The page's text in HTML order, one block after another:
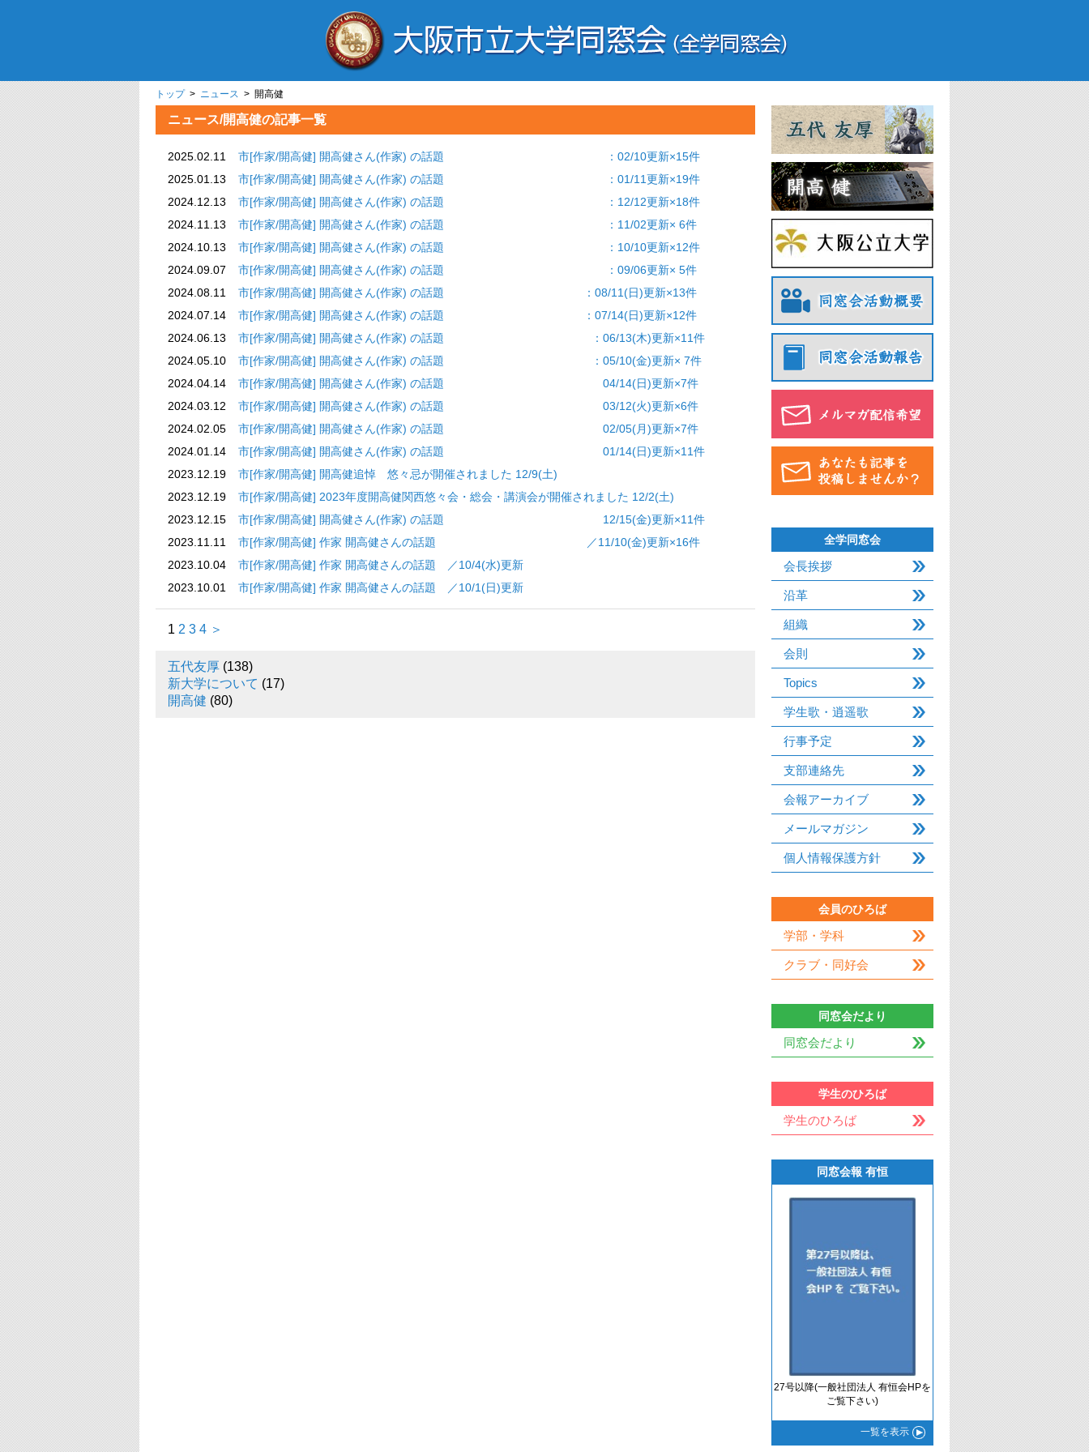
トップ> ニュース > 開高健
ニュース/開高健の記事一覧
2025.02.11
市[作家/開高健] 開高健さん(作家) の話題 ：02/10更新×15件
2025.01.13
市[作家/開高健] 開高健さん(作家) の話題 ：01/11更新×19件
2024.12.13
市[作家/開高健] 開高健さん(作家) の話題 ：12/12更新×18件
2024.11.13
市[作家/開高健] 開高健さん(作家) の話題 ：11/02更新× 6件
2024.10.13
市[作家/開高健] 開高健さん(作家) の話題 ：10/10更新×12件
2024.09.07
市[作家/開高健] 開高健さん(作家) の話題 ：09/06更新× 5件
2024.08.11
市[作家/開高健] 開高健さん(作家) の話題 ：08/11(日)更新×13件
2024.07.14
市[作家/開高健] 開高健さん(作家) の話題 ：07/14(日)更新×12件
2024.06.13
市[作家/開高健] 開高健さん(作家) の話題 ：06/13(木)更新×11件
2024.05.10
市[作家/開高健] 開高健さん(作家) の話題 ：05/10(金)更新× 7件
2024.04.14
市[作家/開高健] 開高健さん(作家) の話題 04/14(日)更新×7件
2024.03.12
市[作家/開高健] 開高健さん(作家) の話題 03/12(火)更新×6件
2024.02.05
市[作家/開高健] 開高健さん(作家) の話題 02/05(月)更新×7件
2024.01.14
市[作家/開高健] 開高健さん(作家) の話題 01/14(日)更新×11件
2023.12.19
市[作家/開高健] 開高健追悼 悠々忌が開催されました 12/9(土)
2023.12.19
市[作家/開高健] 2023年度開高健関西悠々会・総会・講演会が開催されました 12/2(土)
2023.12.15
市[作家/開高健] 開高健さん(作家) の話題 12/15(金)更新×11件
2023.11.11
市[作家/開高健] 作家 開高健さんの話題 ／11/10(金)更新×16件
2023.10.04
市[作家/開高健] 作家 開高健さんの話題 ／10/4(水)更新
2023.10.01
市[作家/開高健] 作家 開高健さんの話題 ／10/1(日)更新
1 2 3 4 ＞
五代友厚 (138)
新大学について (17)
開高健 (80)
全学同窓会
会長挨拶
沿革
組織
会則
Topics
学生歌・逍遥歌
行事予定
支部連絡先
会報アーカイブ
メールマガジン
個人情報保護方針
会員のひろば
学部・学科
クラブ・同好会
同窓会だより
同窓会だより
学生のひろば
学生のひろば
同窓会報 有恒
27号以降(一般社団法人 有恒会HPを
ご覧下さい)
一覧を表示